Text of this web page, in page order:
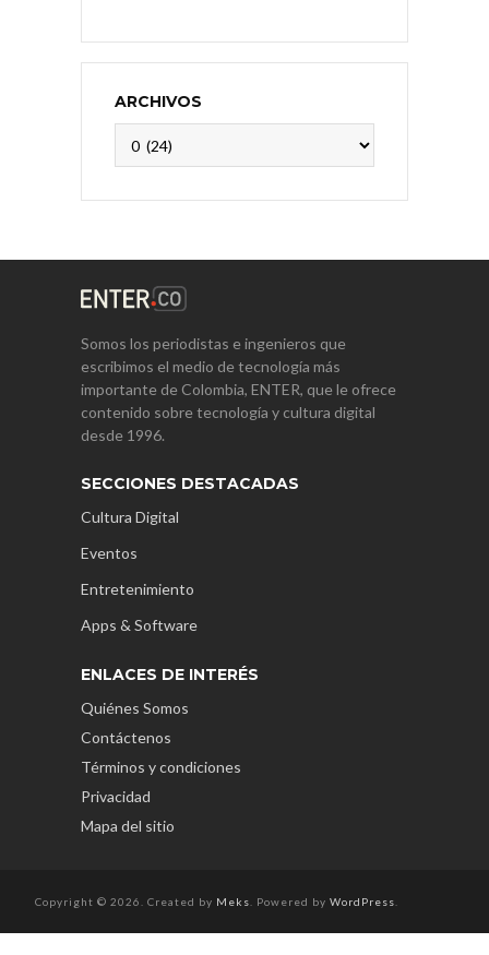
ARCHIVOS
Somos los periodistas e ingenieros que
escribimos el medio de tecnología más
importante de Colombia, ENTER, que le ofrece
contenido sobre tecnología y cultura digital
desde 1996.
SECCIONES DESTACADAS
Cultura Digital
Eventos
Entretenimiento
Apps & Software
ENLACES DE INTERÉS
Quiénes Somos
Contáctenos
Términos y condiciones
Privacidad
Mapa del sitio
Copyright © 2026. Created by Meks . Powered by WordPress